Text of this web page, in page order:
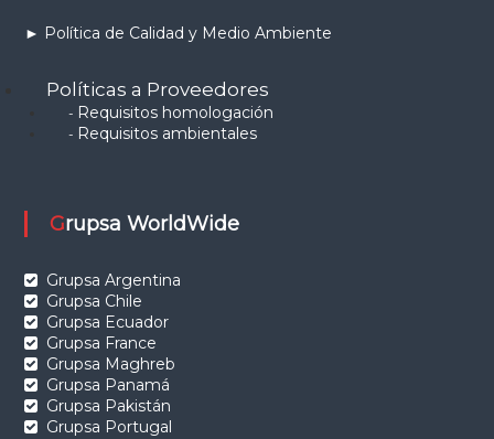
► Política de Calidad y Medio Ambiente
Políticas a Proveedores
- Requisitos homologación
- Requisitos ambientales
Grupsa WorldWide
Grupsa Argentina
Grupsa Chile
Grupsa Ecuador
Grupsa France
Grupsa Maghreb
Grupsa Panamá
Grupsa Pakistán
Grupsa Portugal